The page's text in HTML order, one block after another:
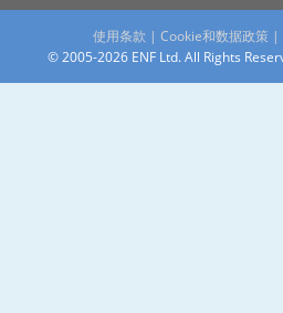
使用条款 | Cookie和数据政策|
© 2005-2026 ENF Ltd. All Rights